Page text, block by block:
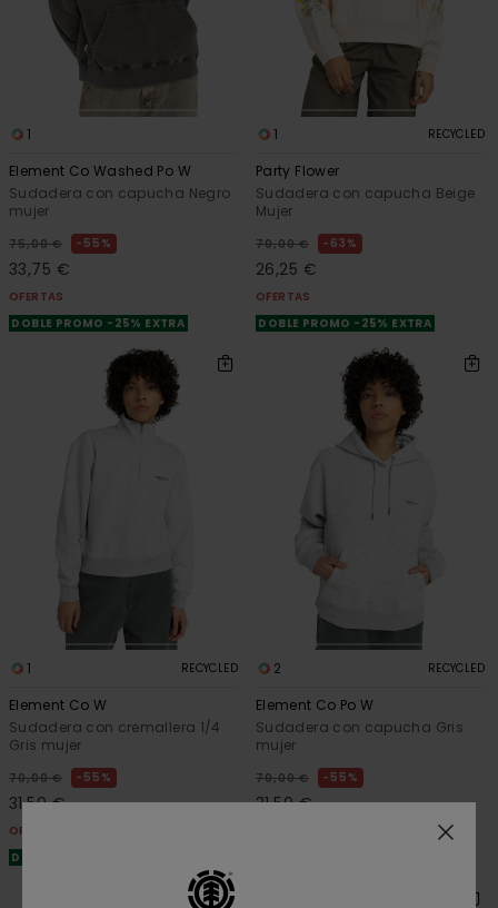
1
Element Co Washed Po W
Sudadera con capucha Negro
mujer
75,00 € 55%
33,75 €
OFERTAS
DOBLE PROMO -25% EXTRA
1 RECYCLED
Party Flower
Sudadera con capucha Beige
Mujer
70,00 € 63%
26,25 €
OFERTAS
DOBLE PROMO -25% EXTRA
1 RECYCLED
Element Co W
Sudadera con cremallera 1/4
Gris mujer
70,00 € 55%
31,50 €
OFERTAS
DOBLE PROMO -25% EXTRA
2 RECYCLED
Element Co Po W
Sudadera con capucha Gris
mujer
70,00 € 55%
31,50 €